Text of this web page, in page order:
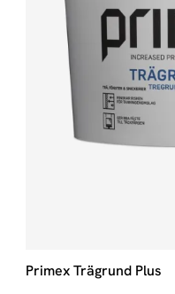
Primex Trägrund Plus